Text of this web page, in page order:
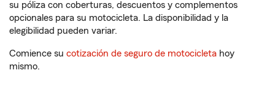
su póliza con coberturas, descuentos y complementos
opcionales para su motocicleta. La disponibilidad y la
elegibilidad pueden variar.
Comience su cotización de seguro de motocicleta hoy
mismo.